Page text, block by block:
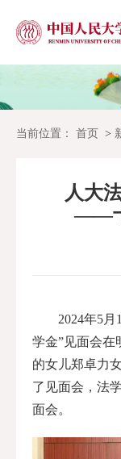
当前位置： 首页
人大
——
2024年5
学金”见面会在
的女儿郑卓力
了见面会，法
面会。